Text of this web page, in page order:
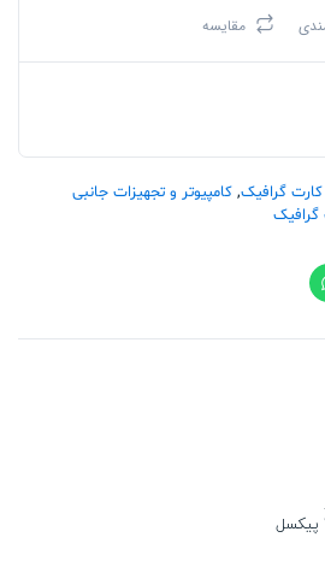
مقایسه
کارت گرافیک, کامپیوتر و تجهیزات جانبی
گرافیک